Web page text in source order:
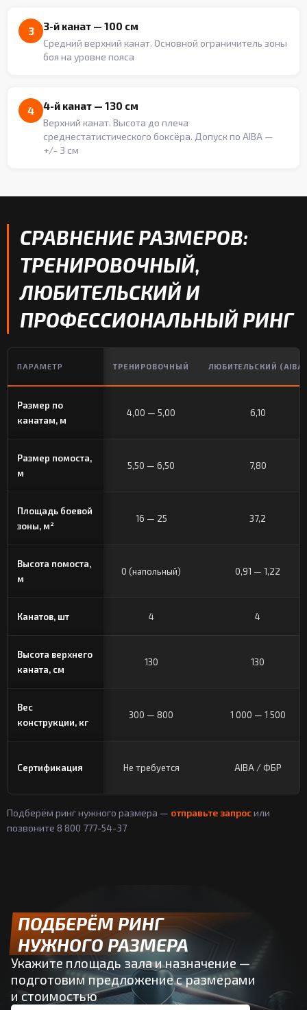
3 3-й канат — 100 см
Средний верхний канат. Основной ограничитель зоны
боя на уровне пояса
4 4-й канат — 130 см
Верхний канат. Высота до плеча
среднестатистического боксёра. Допуск по AIBA —
+/- 3 см
СРАВНЕНИЕ РАЗМЕРОВ:
ТРЕНИРОВОЧНЫЙ,
ЛЮБИТЕЛЬСКИЙ И
ПРОФЕССИОНАЛЬНЫЙ РИНГ
ПАРАМЕТР ТРЕНИРОВОЧНЫЙ ЛЮБИТЕЛЬСКИЙ (AIBA)
Размер по
канатам, м
4,00 — 5,00 6,10
Размер помоста,
м
5,50 — 6,50 7,80
Площадь боевой
зоны, м²
16 — 25 37,2
Высота помоста,
м
0 (напольный) 0,91 — 1,22
Канатов, шт 4 4
Высота верхнего
каната, см
130 130
Вес
конструкции, кг
300 — 800 1 000 — 1 500
Сертификация Не требуется AIBA / ФБР
Подберём ринг нужного размера — отправьте запросили
позвоните 8 800 777-54-37
ПОДБЕРЁМ РИНГ
НУЖНОГО РАЗМЕРА
Укажите площадь зала и назначение —
подготовим предложение с размерами
и стоимостью